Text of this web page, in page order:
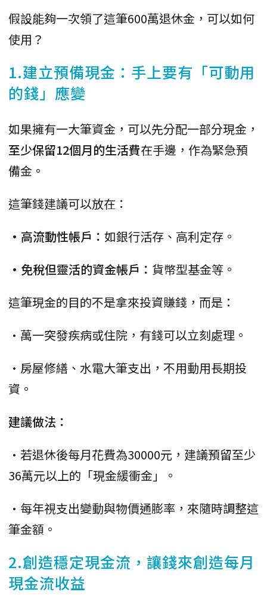
假設能夠一次領了這筆600萬退休金，可以如何
使用？
1.建立預備現金：手上要有「可動用
的錢」應變
如果擁有一大筆資金，可以先分配一部分現金，
至少保留12個月的生活費在手邊，作為緊急預
備金。
這筆錢建議可以放在：
•高流動性帳戶： 如銀行活存、高利定存。
•免稅但靈活的資金帳戶： 貨幣型基金等。
這筆現金的目的不是拿來投資賺錢，而是：
•萬一突發疾病或住院，有錢可以立刻處理。
•房屋修繕、水電大筆支出，不用動用長期投
資。
建議做法：
•若退休後每月花費為30000元，建議預留至少
36萬元以上的「現金緩衝金」。
•每年視支出變動與物價通膨率，來隨時調整這
筆金額。
2.創造穩定現金流，讓錢來創造每月
現金流收益